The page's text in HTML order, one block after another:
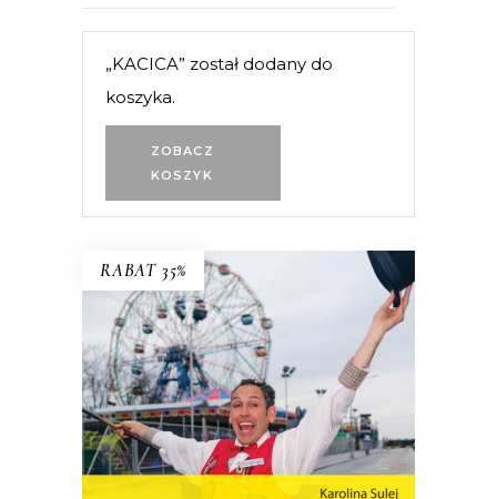
ZOBACZ
KOSZYK
„KACICA” został dodany do
koszyka.
RABAT 35%
WSZYSCY JESTEŚMY DZIWNI.
OPOWIEŚCI Z CONEY ISLAND
Coney Island – dzielnica Nowego Jorku,
niegdyś stolica światowej rozrywki,
cyrków, wesołych miasteczek – to wciąż